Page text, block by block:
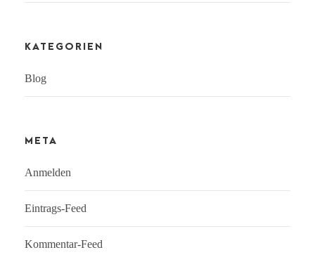
KATEGORIEN
Blog
META
Anmelden
Eintrags-Feed
Kommentar-Feed